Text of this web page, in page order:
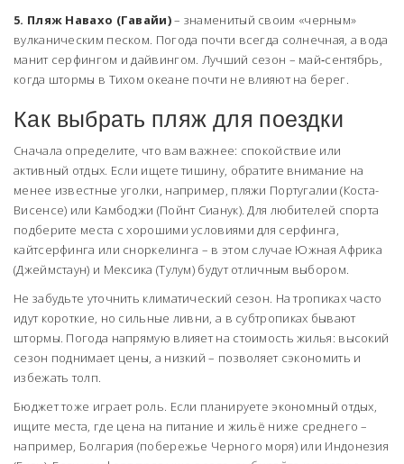
5. Пляж Навахо (Гавайи)– знаменитый своим «черным»
вулканическим песком. Погода почти всегда солнечная, а вода
манит серфингом и дайвингом. Лучший сезон – май‑сентябрь,
когда штормы в Тихом океане почти не влияют на берег.
Как выбрать пляж для поездки
Сначала определите, что вам важнее: спокойствие или
активный отдых. Если ищете тишину, обратите внимание на
менее известные уголки, например, пляжи Португалии (Коста-
Висенсе) или Камбоджи (Пойнт Сианук). Для любителей спорта
подберите места с хорошими условиями для серфинга,
кайтсерфинга или сноркелинга – в этом случае Южная Африка
(Джеймстаун) и Мексика (Тулум) будут отличным выбором.
Не забудьте уточнить климатический сезон. На тропиках часто
идут короткие, но сильные ливни, а в субтропиках бывают
штормы. Погода напрямую влияет на стоимость жилья: высокий
сезон поднимает цены, а низкий – позволяет сэкономить и
избежать толп.
Бюджет тоже играет роль. Если планируете экономный отдых,
ищите места, где цена на питание и жильё ниже среднего –
например, Болгария (побережье Черного моря) или Индонезия